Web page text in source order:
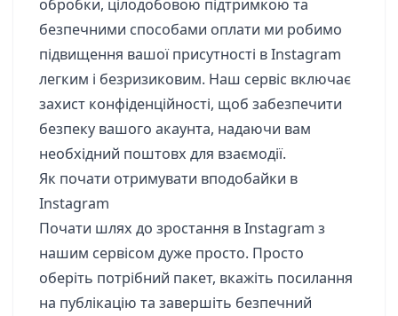
обробки, цілодобовою підтримкою та
безпечними способами оплати ми робимо
підвищення вашої присутності в Instagram
легким і безризиковим. Наш сервіс включає
захист конфіденційності, щоб забезпечити
безпеку вашого акаунта, надаючи вам
необхідний поштовх для взаємодії.
Як почати отримувати вподобайки в
Instagram
Почати шлях до зростання в Instagram з
нашим сервісом дуже просто. Просто
оберіть потрібний пакет, вкажіть посилання
на публікацію та завершіть безпечний